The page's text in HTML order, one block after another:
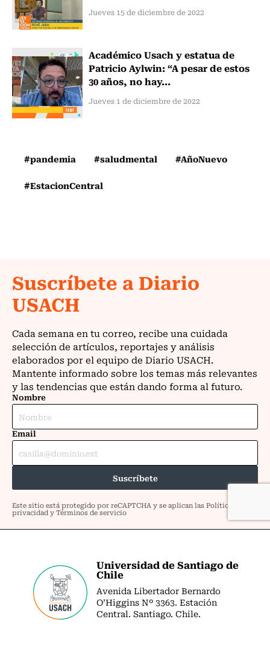
Jueves 15 de diciembre de 2022
Académico Usach y estatua de
Patricio Aylwin: “A pesar de estos
30 años, no hay...
Jueves 1 de diciembre de 2022
#pandemia #saludmental
#AñoNuevo
#EstacionCentral
Universidad de Santiago de
Chile
Avenida Libertador Bernardo
O’Higgins Nº 3363. Estación
Central. Santiago. Chile.